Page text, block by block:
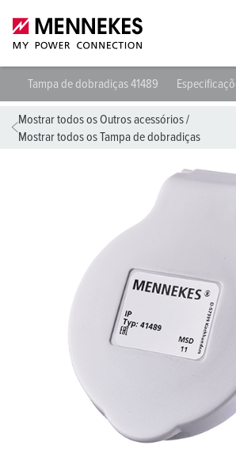
Tampa de dobradiças 41489
Mostrar todos os Outros acessórios/
Mostrar todos os Tampa de dobradiças